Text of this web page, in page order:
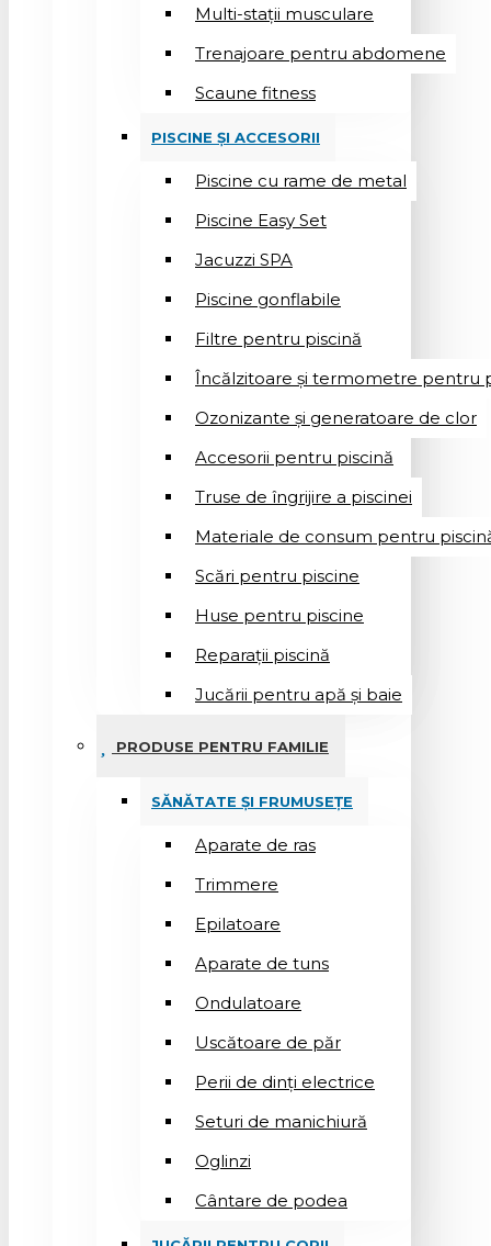
Multi-stații musculare
Trenajoare pentru abdomene
Scaune fitness
PISCINE ȘI ACCESORII
Piscine cu rame de metal
Piscine Easy Set
Jacuzzi SPA
Piscine gonflabile
Filtre pentru piscină
Încălzitoare și termometre pentru
Ozonizante și generatoare de clor
Accesorii pentru piscină
Truse de îngrijire a piscinei
Materiale de consum pentru
Scări pentru piscine
Huse pentru piscine
Reparații piscină
Jucării pentru apă și baie
PRODUSE PENTRU FAMILIE
SĂNĂTATE ȘI FRUMUSEȚE
Aparate de ras
Trimmere
Epilatoare
Aparate de tuns
Ondulatoare
Uscătoare de păr
Perii de dinți electrice
Seturi de manichiură
Oglinzi
Cântare de podea